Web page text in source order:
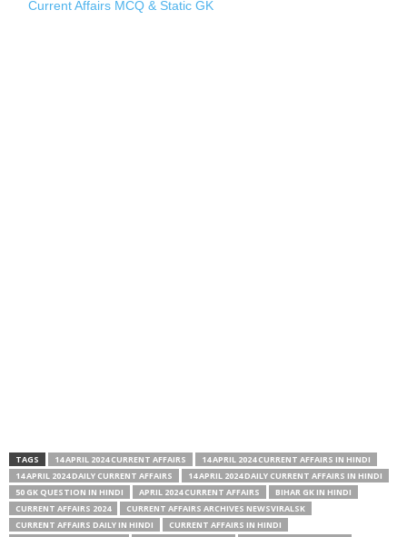
Current Affairs MCQ & Static GK
TAGS 14 APRIL 2024 CURRENT AFFAIRS
14 APRIL 2024 CURRENT AFFAIRS IN HINDI
14 APRIL 2024 DAILY CURRENT AFFAIRS
14 APRIL 2024 DAILY CURRENT AFFAIRS IN HINDI
50 GK QUESTION IN HINDI
APRIL 2024 CURRENT AFFAIRS
BIHAR GK IN HINDI
CURRENT AFFAIRS 2024
CURRENT AFFAIRS ARCHIVES NEWSVIRALSK
CURRENT AFFAIRS DAILY IN HINDI
CURRENT AFFAIRS IN HINDI